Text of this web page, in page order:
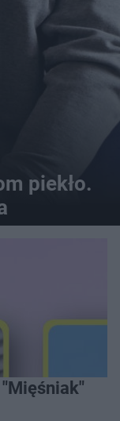
piekło.